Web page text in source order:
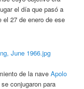
el día que pasó a
el 27 de enero de ese
de la naveApolo
conjugaron para